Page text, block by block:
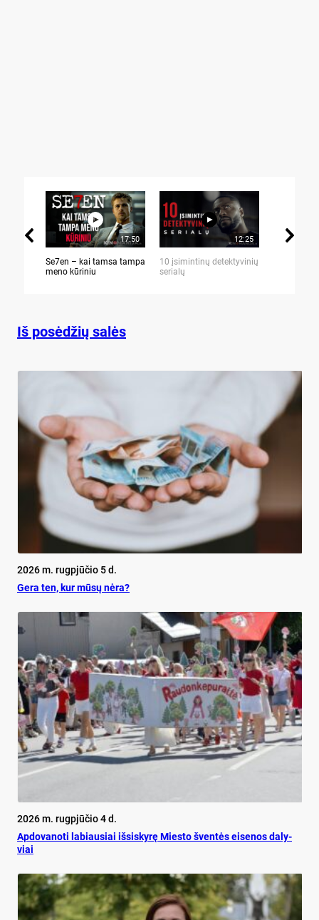
17:50
Se7en – kai tamsa tampa
meno kūriniu
12:25
10 įsimintinų detektyvinių
serialų
Iš posėdžių salės
2026 m. rugpjūčio 5 d.
Ge­ra ten, kur mū­sų nė­ra?
2026 m. rugpjūčio 4 d.
Ap­do­va­no­ti la­biau­siai iš­si­sky­rę Mies­to šven­tės ei­se­nos da­ly­
viai